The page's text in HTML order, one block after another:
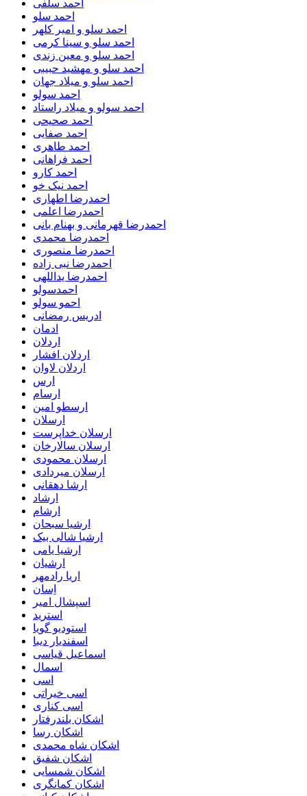
احمد سلفی
احمد سلو
احمد سلو و امیر کلهر
احمد سلو و سینا کرمی
احمد سلو و معین زندی
احمد سلو و مهشید حبیبی
احمد سلو و میلاد جهان
احمد سولو
احمد سولو و میلاد راستاد
احمد صحیحی
احمد صفایی
احمد طاهری
احمد فراهانی
احمد کارو
احمد نیک خو
احمدرضا اطهاری
احمدرضا اعلمی
احمدرضا قهرمانی و بهنام بانی
احمدرضا محمدی
احمدرضا منصوری
احمدرضا نبی زاده
احمدرضا یداللهی
احمدسولو
احمو سولو
ادریس رمضانی
ادمان
اردلان
اردلان افشار
اردلان لاوان
ارس
ارسام
ارسطو امین
ارسلان
ارسلان خداپرست
ارسلان سالارخان
ارسلان محمودی
ارسلان میردادی
ارشا دهقانی
ارشاد
ارشام
ارشیا سبحان
ارشیا شالی بیک
ارشیا یامی
ارشیان
اریا رادمهر
اِسان
اسپشال امیر
استرید
استودیو گویا
اسفندیار دیبا
اسماعیل قیاسی
اسمال
اسی
اسی خیراتی
اسی کناری
اشکان بلندرفتار
اشکان رسا
اشکان شاه محمدی
اشکان شفیق
اشکان شمسایی
اشکان‌ کمانگری